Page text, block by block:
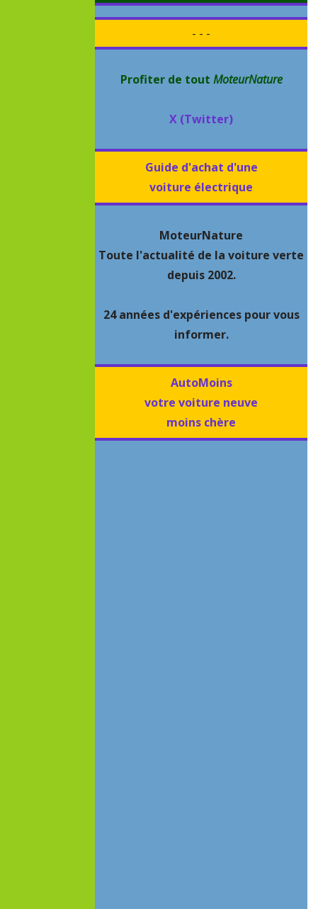
- - -
Profiter de tout MoteurNature
X (Twitter)
Guide d'achat d'une
voiture électrique
MoteurNature
Toute l'actualité de la voiture verte
depuis 2002.
24 années d'expériences pour vous
informer.
AutoMoins
votre voiture neuve
moins chère